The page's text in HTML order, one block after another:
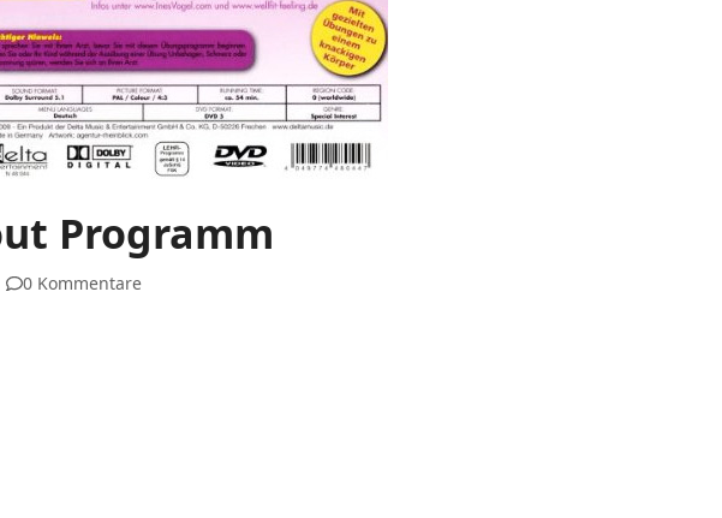
Programm
0 Kommentare